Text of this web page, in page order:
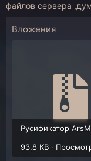
файлов сервера
Вложения